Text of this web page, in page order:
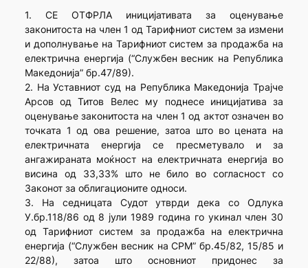
1. СЕ ОТФРЛА иницијативата за оценување
законитоста на член 1 од Тарифниот систем за измени
и дополнување на Тарифниот систем за продажба на
електрична енергија (“Службен весник на Република
Македонија” бр.47/89).
2. На Уставниот суд на Република Македонија Трајче
Арсов од Титов Велес му поднесе иницијатива за
оценување законитоста на член 1 од актот означен во
точката 1 од ова решение, затоа што во цената на
електричната енергија се пресметувало и за
ангажираната моќност на електричната енергија во
висина од 33,33% што не било во согласност со
Законот за облигационите односи.
3. На седницата Судот утврди дека со Одлука
У.бр.118/86 од 8 јули 1989 година го укинал член 30
од Тарифниот систем за продажба на електрична
енергија (“Службен весник на СРМ” бр.45/82, 15/85 и
22/88), затоа што основниот придонес за